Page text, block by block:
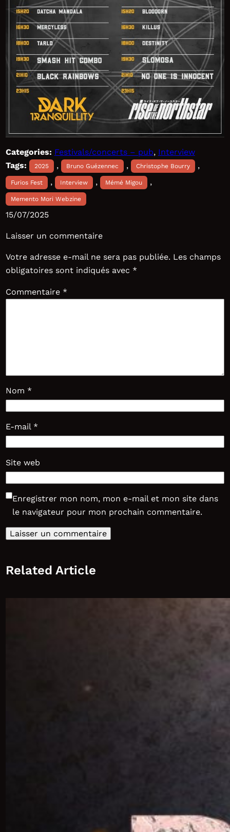
Categories: Festivals/concerts – pub, Interview
Tags:
2025 , Bruno Guézennec , Christophe Bourry ,
Furios Fest , Interview , Mémé Migou ,
Memento Mori Webzine
15/07/2025
Laisser un commentaire
Votre adresse e-mail ne sera pas publiée. Les champs
obligatoires sont indiqués avec *
Commentaire *
Nom *
E-mail *
Site web
Enregistrer mon nom, mon e-mail et mon site dans
le navigateur pour mon prochain commentaire.
Related Article